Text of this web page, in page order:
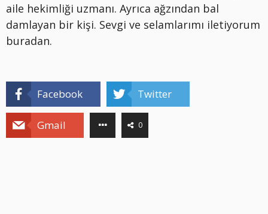
aile hekimliği uzmanı. Ayrıca ağzından bal
damlayan bir kişi. Sevgi ve selamlarımı iletiyorum
buradan.
Facebook Twitter
Gmail 0